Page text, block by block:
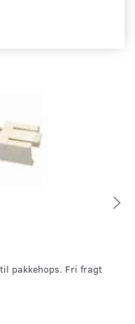
pakkehops. Fri fragt